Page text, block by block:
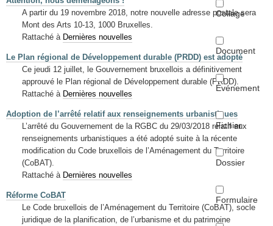
Collage
Document
Événement
Fichier
Dossier
Formulaire
A partir du 19 novembre 2018, notre nouvelle adresse postale sera
Mont des Arts 10-13, 1000 Bruxelles.
Rattaché à Dernières nouvelles
Le Plan régional de Développement durable (PRDD) est adopté
Ce jeudi 12 juillet, le Gouvernement bruxellois a définitivement
approuvé le Plan régional de Développement durable (PRDD).
Rattaché à Dernières nouvelles
Adoption de l’arrêté relatif aux renseignements urbanistiques
L’arrêté du Gouvernement de la RGBC du 29/03/2018 relatif aux
renseignements urbanistiques a été adopté suite à la récente
modification du Code bruxellois de l’Aménagement du Territoire
(CoBAT).
Rattaché à Dernières nouvelles
Réforme CoBAT
Le Code bruxellois de l’Aménagement du Territoire (CoBAT), socle
juridique de la planification, de l’urbanisme et du patrimoine